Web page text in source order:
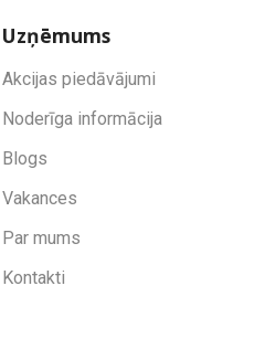
Uzņēmums
Akcijas piedāvājumi
Noderīga informācija
Blogs
Vakances
Par mums
Kontakti